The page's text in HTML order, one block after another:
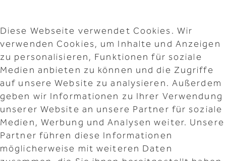
Diese Webseite verwendet Cookies. Wir
verwenden Cookies, um Inhalte und Anzeigen
zu personalisieren, Funktionen für soziale
Medien anbieten zu können und die Zugriffe
auf unsere Website zu analysieren. Außerdem
geben wir Informationen zu Ihrer Verwendung
unserer Website an unsere Partner für soziale
Medien, Werbung und Analysen weiter. Unsere
Partner führen diese Informationen
möglicherweise mit weiteren Daten